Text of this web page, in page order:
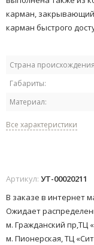
карман,
карман быстрого
Страна
Габариты:
Материал:
Все характеристики
Артикул: УТ-00020211
В заказе в интернет
Ожидает
м. Гражданский пр,ТЦ
м. Пионерская, ТЦ